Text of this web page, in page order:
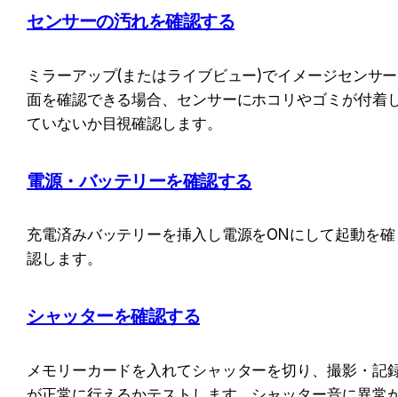
センサーの汚れを確認する
ミラーアップ(またはライブビュー)でイメージセンサー
面を確認できる場合、センサーにホコリやゴミが付着
ていないか目視確認します。
電源・バッテリーを確認する
充電済みバッテリーを挿入し電源をONにして起動を確
認します。
シャッターを確認する
メモリーカードを入れてシャッターを切り、撮影・記